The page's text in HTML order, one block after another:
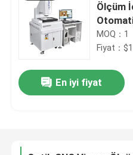
Ürün
Videolar
Hakkımızda
Ölçüm
Makinesi
MOQ：1
Fiyat：
En iyi fiyat